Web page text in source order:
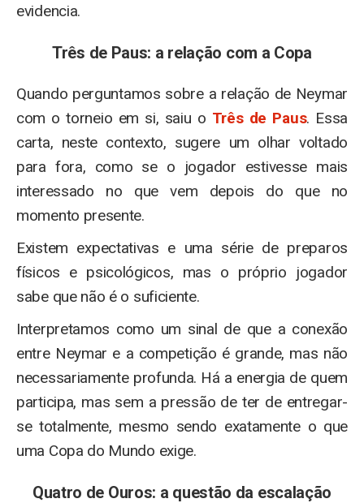
evidencia.
Três de Paus: a relação com a Copa
Quando perguntamos sobre a relação de Neymar
com o torneio em si, saiu o Três de Paus. Essa
carta, neste contexto, sugere um olhar voltado
para fora, como se o jogador estivesse mais
interessado no que vem depois do que no
momento presente.
Existem expectativas e uma série de preparos
físicos e psicológicos, mas o próprio jogador
sabe que não é o suficiente.
Interpretamos como um sinal de que a conexão
entre Neymar e a competição é grande, mas não
necessariamente profunda. Há a energia de quem
participa, mas sem a pressão de ter de entregar-
se totalmente, mesmo sendo exatamente o que
uma Copa do Mundo exige.
Quatro de Ouros: a questão da escalação